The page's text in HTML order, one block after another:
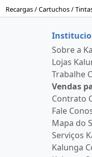
Recargas / Cartuchos /
Sobre a
Lojas
Trabalhe
Vendas
Contrato
Fale
Mapa do
Serviços
Kalunga